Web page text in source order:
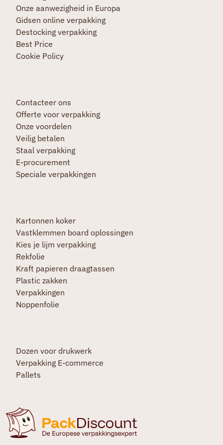
Onze aanwezigheid in Europa
Gidsen online verpakking
Destocking verpakking
Best Price
Cookie Policy
Contacteer ons
Offerte voor verpakking
Onze voordelen
Veilig betalen
Staal verpakking
E-procurement
Speciale verpakkingen
Kartonnen koker
Vastklemmen board oplossingen
Kies je lijm verpakking
Rekfolie
Kraft papieren draagtassen
Plastic zakken
Verpakkingen
Noppenfolie
Dozen voor drukwerk
Verpakking E-commerce
Pallets